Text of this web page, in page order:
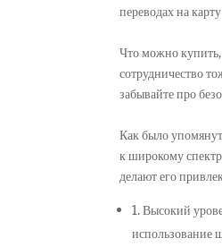
переводах на
Что можно купить,
сотрудничество
забывайте про
Как было
к широкому
делают его
1. Высокий
использование